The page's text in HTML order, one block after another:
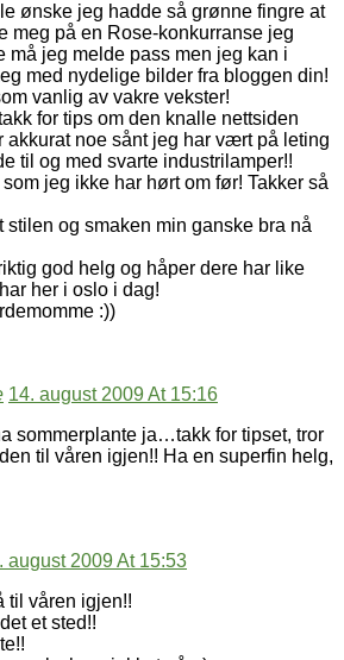
ønske jeg hadde så grønne fingre at
meg på en Rose-konkurranse jeg
må jeg melde pass men jeg kan i
med nydelige bilder fra bloggen din!
vanlig av vakre vekster!
for tips om den knalle nettsiden
akkurat noe sånt jeg har vært på leting
til og med svarte industrilamper!!
jeg ikke har hørt om før! Takker så
stilen og smaken min ganske bra nå
god helg og håper dere har like
her i oslo i dag!
:))
14. august 2009 At 15:16
sommerplante ja…takk for tipset, tror
til våren igjen!! Ha en superfin helg,
august 2009 At 15:53
til våren igjen!!
et sted!!